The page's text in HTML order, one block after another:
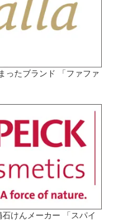
ったブランド 「ファファ
けんメーカー 「スパイ